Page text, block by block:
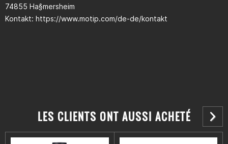
Classé dans :
74855 Ha§mersheim
Kontakt: https://www.motip.com/de-de/kontakt
LES CLIENTS ONT AUSSI ACHETÉ